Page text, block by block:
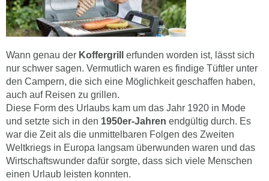
Wann genau der Koffergrill
erfunden worden ist, lässt sich
nur schwer sagen. Vermutlich waren es findige Tüftler unter
den Campern, die sich eine Möglichkeit geschaffen haben,
auch auf Reisen zu grillen.
Diese Form des Urlaubs kam um das Jahr 1920 in Mode
und setzte sich in den 1950er-Jahren endgültig durch. Es
war die Zeit als die unmittelbaren Folgen des Zweiten
Weltkriegs in Europa langsam überwunden waren und das
Wirtschaftswunder dafür sorgte, dass sich viele Menschen
einen Urlaub leisten konnten.